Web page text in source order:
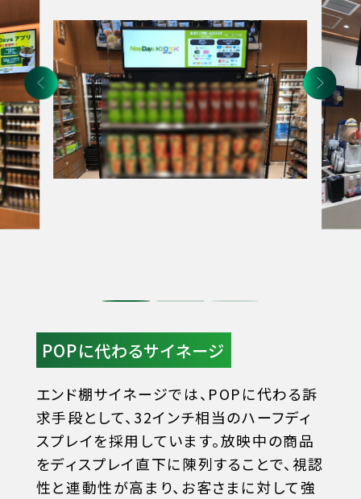
POPに代わるサイネージ
エンド棚サイネージでは、POPに代わる訴
求手段として、32インチ相当のハーフディ
スプレイを採用しています。放映中の商品
をディスプレイ直下に陳列することで、視認
性と連動性が高まり、お客さまに対して強